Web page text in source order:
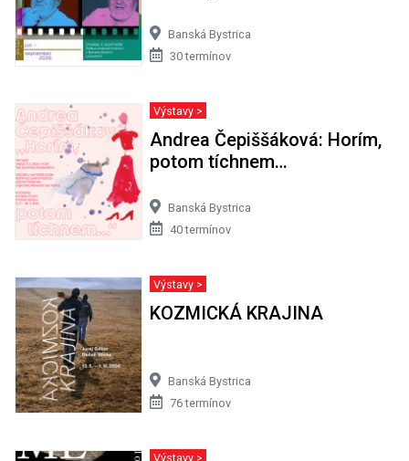
Banská Bystrica
30 termínov
Výstavy >
Andrea Čepiššáková: Horím,
potom tíchnem…
Banská Bystrica
40 termínov
Výstavy >
KOZMICKÁ KRAJINA
Banská Bystrica
76 termínov
Výstavy >